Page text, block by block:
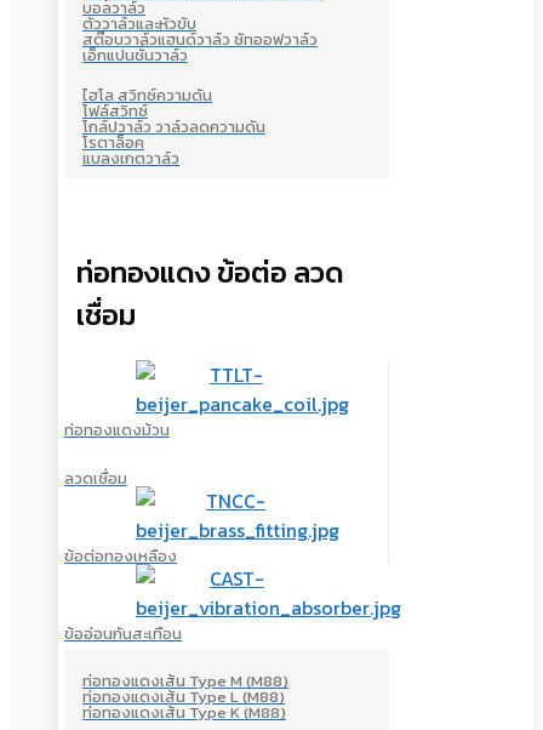
บอลวาล์ว
ตัววาล์วและหัวขับ
สต๊อบวาล์วแฮนด์วาล์ว ชัทออฟวาล์ว
เอ็กแปนชั่นวาล์ว
ไฮโล สวิทซ์ความดัน
โฟล์สวิทซ์
โกล์ปวาล์ว วาล์วลดความดัน
โรตาล็อค
แบลงเกตวาล์ว
ท่อทองแดง ข้อต่อ ลวด
เชื่อม
ท่อทองแดงม้วน
ลวดเชื่อม
ข้อต่อทองเหลือง
ข้ออ่อนกันสะเทือน
ท่อทองแดงเส้น Type M (M88)
ท่อทองแดงเส้น Type L (M88)
ท่อทองแดงเส้น Type K (M88)